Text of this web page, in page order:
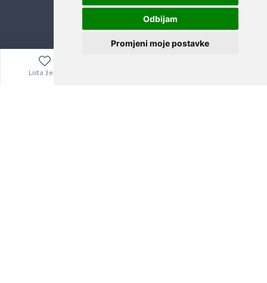
Odbijam
Promjeni moje postavke
Lista želja